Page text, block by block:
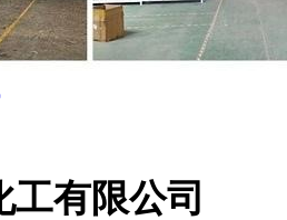
有限公司